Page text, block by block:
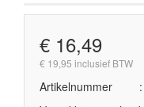
€ 16,49
€ 19,95 inclusief BTW
Artikelnummer